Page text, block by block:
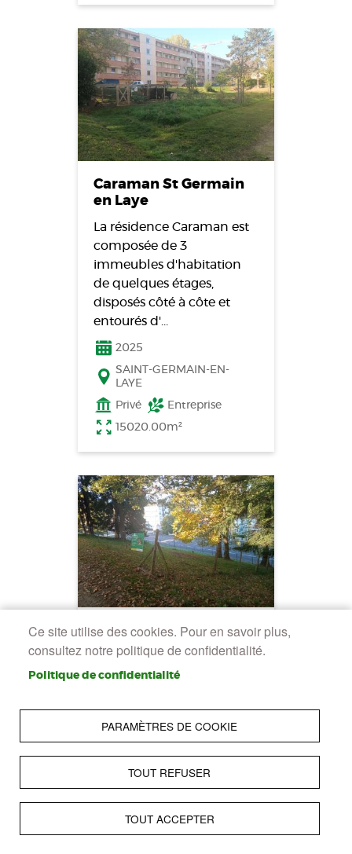
Caraman St Germain
en Laye
La résidence Caraman est
composée de 3
immeubles d'habitation
de quelques étages,
disposés côté à côte et
entourés d'…
2025
SAINT-GERMAIN-EN-
LAYE
Privé
Entreprise
15020.00m²
Parc Gaston Phoebus
Situé a l’entrée de ville
sud-ouest de Pau, le parc
sur 2,3ha offrant une
ambiance champêtre à…
2025 PAU
Public
Commune
23000.00m²
Ce site utilise des cookies. Pour en savoir plus,
consultez notre politique de confidentialité.
Politique de confidentialité
PARAMÈTRES DE COOKIE
TOUT REFUSER
TOUT ACCEPTER